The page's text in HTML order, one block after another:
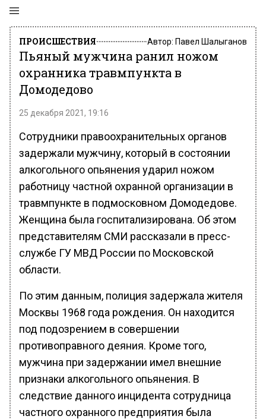
ПРОИСШЕСТВИЯ Автор: Павел Шалыганов
Пьяный мужчина ранил ножом
охранника травмпункта в
Домодедово
25 декабря 2021, 19:16
Сотрудники правоохранительных органов
задержали мужчину, который в состоянии
алкогольного опьянения ударил ножом
работницу частной охранной организации в
травмпункте в подмосковном Домодедове.
Женщина была госпитализирована. Об этом
представителям СМИ рассказали в пресс-
службе ГУ МВД России по Московской
области.
По этим данным, полиция задержала жителя
Москвы 1968 года рождения. Он находится
под подозрением в совершении
противоправного деяния. Кроме того,
мужчина при задержании имел внешние
признаки алкогольного опьянения. В
следствие данного инцидента сотрудница
частного охранного предприятия была